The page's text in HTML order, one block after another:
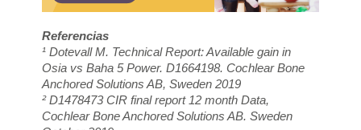
Referencias
¹ Dotevall M. Technical Report: Available gain in
Osia vs Baha 5 Power. D1664198. Cochlear Bone
Anchored Solutions AB, Sweden 2019
² D1478473 CIR final report 12 month Data,
Cochlear Bone Anchored Solutions AB. Sweden